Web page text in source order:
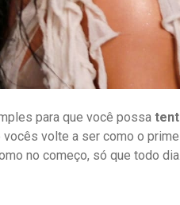
para que você possa
volte a ser como o
no começo, só que todo dia.